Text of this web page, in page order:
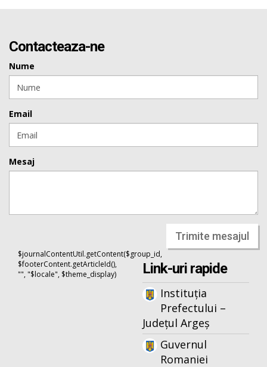
Contacteaza-ne
Nume
Email
Mesaj
Trimite mesajul
$journalContentUtil.getContent($group_id,
$footerContent.getArticleId(),
"", "$locale", $theme_display)
Link-uri rapide
Instituția
Prefectului –
Județul Argeș
Guvernul
Romaniei